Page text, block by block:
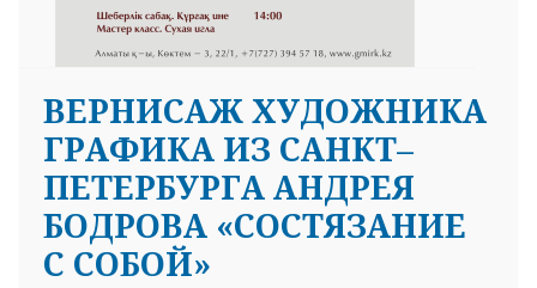
ВЕРНИСАЖ ХУДОЖНИКА
ГРАФИКА ИЗ САНКТ–
ПЕТЕРБУРГА АНДРЕЯ
БОДРОВА «СОСТЯЗАНИЕ
С СОБОЙ»